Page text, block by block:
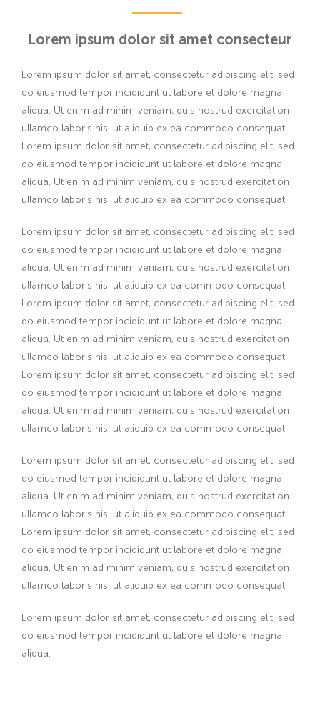
Lorem ipsum dolor sit amet consecteur
Lorem ipsum dolor sit amet, consectetur adipiscing elit, sed
do eiusmod tempor incididunt ut labore et dolore magna
aliqua. Ut enim ad minim veniam, quis nostrud exercitation
ullamco laboris nisi ut aliquip ex ea commodo consequat.
Lorem ipsum dolor sit amet, consectetur adipiscing elit, sed
do eiusmod tempor incididunt ut labore et dolore magna
aliqua. Ut enim ad minim veniam, quis nostrud exercitation
ullamco laboris nisi ut aliquip ex ea commodo consequat.
Lorem ipsum dolor sit amet, consectetur adipiscing elit, sed
do eiusmod tempor incididunt ut labore et dolore magna
aliqua. Ut enim ad minim veniam, quis nostrud exercitation
ullamco laboris nisi ut aliquip ex ea commodo consequat.
Lorem ipsum dolor sit amet, consectetur adipiscing elit, sed
do eiusmod tempor incididunt ut labore et dolore magna
aliqua. Ut enim ad minim veniam, quis nostrud exercitation
ullamco laboris nisi ut aliquip ex ea commodo consequat.
Lorem ipsum dolor sit amet, consectetur adipiscing elit, sed
do eiusmod tempor incididunt ut labore et dolore magna
aliqua. Ut enim ad minim veniam, quis nostrud exercitation
ullamco laboris nisi ut aliquip ex ea commodo consequat.
Lorem ipsum dolor sit amet, consectetur adipiscing elit, sed
do eiusmod tempor incididunt ut labore et dolore magna
aliqua. Ut enim ad minim veniam, quis nostrud exercitation
ullamco laboris nisi ut aliquip ex ea commodo consequat.
Lorem ipsum dolor sit amet, consectetur adipiscing elit, sed
do eiusmod tempor incididunt ut labore et dolore magna
aliqua. Ut enim ad minim veniam, quis nostrud exercitation
ullamco laboris nisi ut aliquip ex ea commodo consequat.
Lorem ipsum dolor sit amet, consectetur adipiscing elit, sed
do eiusmod tempor incididunt ut labore et dolore magna
aliqua.